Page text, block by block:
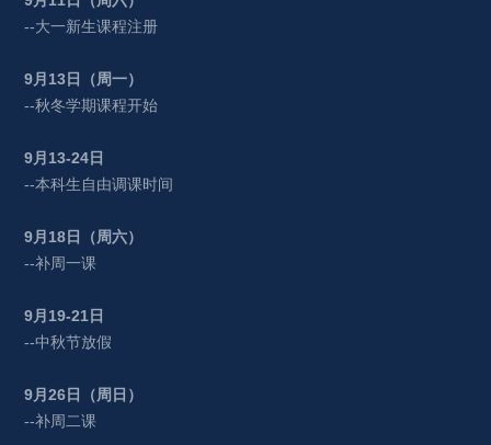
--大一新生课程注册
9月 13日（周一）
--秋冬学期课程开始
9月 13-24日
--本科生自由调课时间
9月 18日（周六）
--补周一课
9月 19-21 日
--中秋节放假
9月26日（周日）
--补周二课